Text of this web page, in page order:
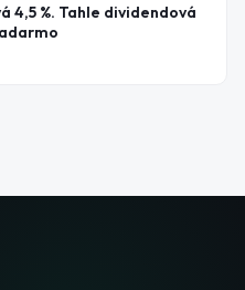
4,5 %. Tahle dividendová